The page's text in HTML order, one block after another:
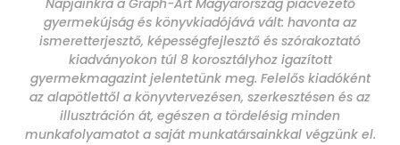
Napjainkra a Graph-Art Magyarország piacvezető
gyermekújság és könyvkiadójává vált: havonta az
ismeretterjesztő, képességfejlesztő és szórakoztató
kiadványokon túl 8 korosztályhoz igazított
gyermekmagazint jelentetünk meg. Felelős kiadóként
az alapötlettől a könyvtervezésen, szerkesztésen és az
illusztráción át, egészen a tördelésig minden
munkafolyamatot a saját munkatársainkkal végzünk el.